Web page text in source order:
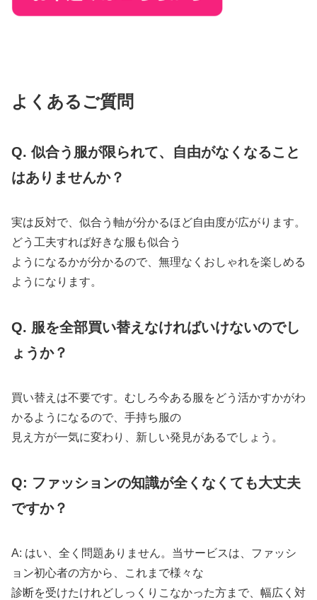
よくあるご質問
Q. 似合う服が限られて、自由がなくなること
はありませんか？
実は反対で、似合う軸が分かるほど自由度が広がります。
どう工夫すれば好きな服も似合う
ようになるかが分かるので、無理なくおしゃれを楽しめる
ようになります。
Q. 服を全部買い替えなければいけないのでし
ょうか？
買い替えは不要です。むしろ今ある服をどう活かすかがわ
かるようになるので、手持ち服の
見え方が一気に変わり、新しい発見があるでしょう。
Q: ファッションの知識が全くなくても大丈夫
ですか？
A: はい、全く問題ありません。当サービスは、ファッシ
ョン初心者の方から、これまで様々な
診断を受けたけれどしっくりこなかった方まで、幅広く対